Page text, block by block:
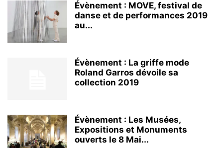
Évènement : MOVE, festival de
danse et de performances 2019
au...
Évènement : La griffe mode
Roland Garros dévoile sa
collection 2019
Évènement : Les Musées,
Expositions et Monuments
ouverts le 8 Mai...